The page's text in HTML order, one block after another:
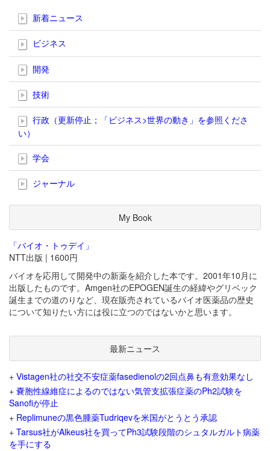
新着ニュース
ビジネス
開発
技術
行政（更新停止；「ビジネス>世界の動き」を参照くださ
い）
学会
ジャーナル
My Book
「バイオ・トゥデイ」
NTT出版 | 1600円
バイオを応用して開発中の新薬を紹介した本です。2001年10月に
出版したものです。Amgen社のEPOGEN誕生の経緯やグリベック
誕生までの道のりなど、現在販売されているバイオ医薬品の歴史
について知りたい方には役に立つのではないかと思います。
最新ニュース
+ Vistagen社の社交不安症薬fasedienolの2回点鼻も有意効果なし
+ 嚢胞性線維症によるのではない気管支拡張症薬のPh2試験を
Sanofiが停止
+ Replimuneの黒色腫薬Tudriqevを米国がとうとう承認
+ Tarsus社がAlkeus社を買ってPh3試験段階のシュタルガルト病薬
を手にする